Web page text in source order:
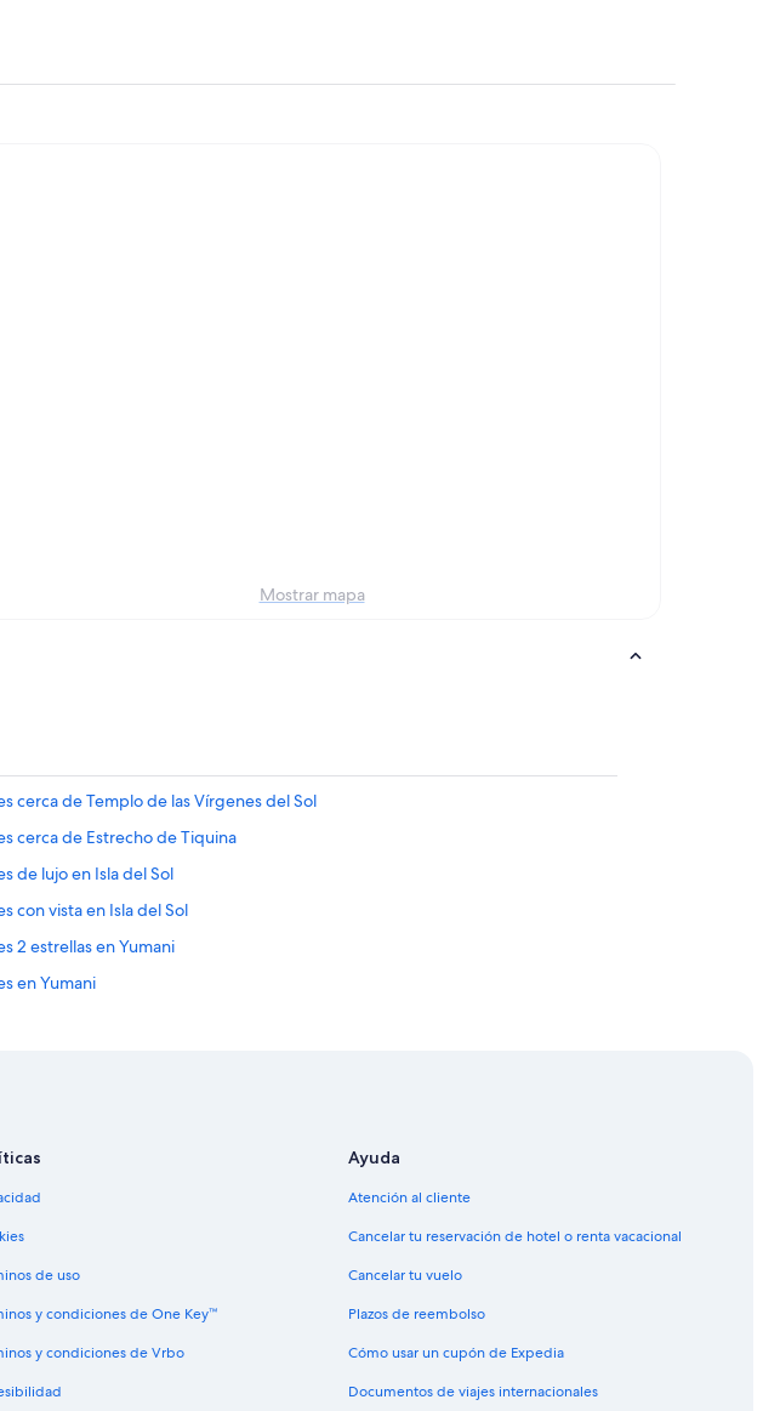
Mostrar mapa
cerca de Templo de las Vírgenes del Sol
cerca de Estrecho de Tiquina
de lujo en Isla del Sol
con vista en Isla del Sol
2 estrellas en Yumani
en Yumani
con desayuno incluido en Sorata
con restaurante en Sorata
en Challapampa
2 estrellas en Copacabana
de huéspedes en Copacabana
todo incluido en Copacabana
en la playa en Copacabana
de uso
y condiciones de One Key™
y condiciones de Vrbo
Ayuda
Atención al cliente
Cancelar tu reservación de hotel o renta vacacional
Cancelar tu vuelo
Plazos de reembolso
Cómo usar un cupón de Expedia
Documentos de viajes internacionales